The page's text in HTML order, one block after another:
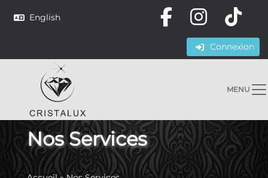
English
Connexion
MENU
Nos Services